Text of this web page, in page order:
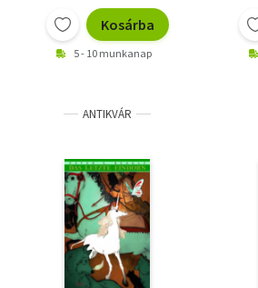
Kosárba
5 - 10 munkanap
ANTIKVÁR